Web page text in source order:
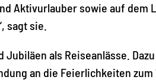
Aktivurlauber sowie auf dem
sagt sie.
als Reiseanlässe.
an die Feierlichkeiten